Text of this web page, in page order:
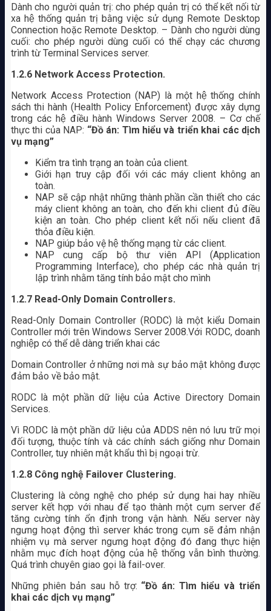
Dành cho người quản trị: cho phép quản trị có thể kết nối từ
xa hệ thống quản trị bằng việc sử dụng Remote Desktop
Connection hoặc Remote Desktop. – Dành cho người dùng
cuối: cho phép người dùng cuối có thể chạy các chương
trình từ Terminal Services server.
1.2.6 Network Access Protection.
Network Access Protection (NAP) là một hệ thống chính
sách thi hành (Health Policy Enforcement) được xây dựng
trong các hệ điều hành Windows Server 2008. – Cơ chế
thực thi của NAP: “Đồ án: Tìm hiểu và triển khai các dịch
vụ mạng”
Kiểm tra tình trạng an toàn của client.
Giới hạn truy cập đối với các máy client không an
toàn.
NAP sẽ cập nhật những thành phần cần thiết cho các
máy client không an toàn, cho đến khi client đủ điều
kiện an toàn. Cho phép client kết nối nếu client đã
thỏa điều kiện.
NAP giúp bảo vệ hệ thống mạng từ các client.
NAP cung cấp bộ thư viên API (Application
Programming Interface), cho phép các nhà quản trị
lập trình nhằm tăng tính bảo mật cho mình
1.2.7 Read-Only Domain Controllers.
Read-Only Domain Controller (RODC) là một kiểu Domain
Controller mới trên Windows Server 2008.Với RODC, doanh
nghiệp có thể dễ dàng triển khai các
Domain Controller ở những nơi mà sự bảo mật không được
đảm bảo về bảo mật.
RODC là một phần dữ liệu của Active Directory Domain
Services.
Vì RODC là một phần dữ liệu của ADDS nên nó lưu trữ mọi
đối tượng, thuộc tính và các chính sách giống như Domain
Controller, tuy nhiên mật khẩu thì bị ngoại trừ.
1.2.8 Công nghệ Failover Clustering.
Clustering là công nghệ cho phép sử dụng hai hay nhiều
server kết hợp với nhau để tạo thành một cụm server để
tăng cường tính ổn định trong vận hành. Nếu server này
ngưng hoạt động thì server khác trong cụm sẽ đảm nhận
nhiệm vụ mà server ngưng hoạt động đó đang thực hiện
nhằm mục đích hoạt động của hệ thống vẫn bình thường.
Quá trình chuyên giao gọi là fail-over.
Những phiên bản sau hỗ trợ: “Đồ án: Tìm hiểu và triển
khai các dịch vụ mạng”